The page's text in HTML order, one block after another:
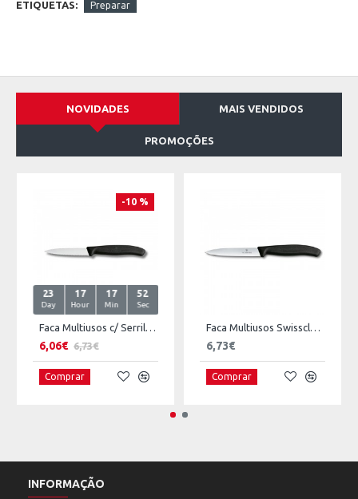
ETIQUETAS: Preparar
NOVIDADES MAIS VENDIDOS
PROMOÇÕES
-10 %
23
Day
17
Hour
17
Min
52
Sec
Faca Multiusos c/ Serrilha Swissclassic
6,06€ 6,73€
Comprar
Faca Multiusos Swissclassic 10cm
6,73€
Comprar
INFORMAÇÃO